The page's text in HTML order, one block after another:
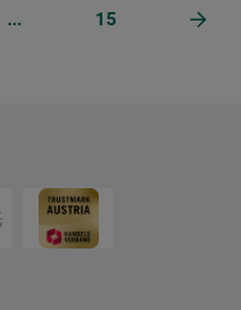
... 15